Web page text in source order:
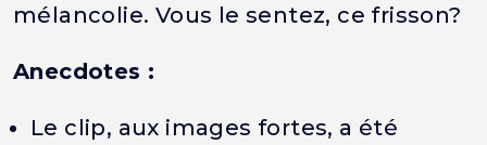
mélancolie. Vous le sentez, ce frisson?
Anecdotes :
Le clip, aux images fortes, a été